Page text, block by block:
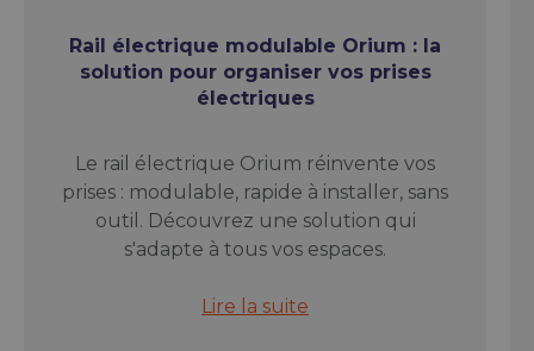
Rail électrique modulable Orium : la
solution pour organiser vos prises
électriques
Le rail électrique Orium réinvente vos
prises : modulable, rapide à installer, sans
outil. Découvrez une solution qui
s'adapte à tous vos espaces.
Rail électrique modulable Orium :
Lire la suite